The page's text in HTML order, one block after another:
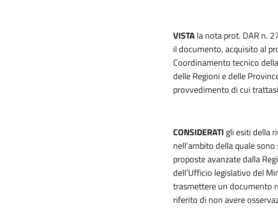
VISTAla nota prot. DAR n.
il documento, acquisito al
Coordinamento tecnico
delle Regioni e delle
provvedimento di cui
CONSIDERATI gli esiti della
nell’ambito della quale
proposte avanzate dalla
dell’Ufficio legislativo del
trasmettere un documento
riferito di non avere